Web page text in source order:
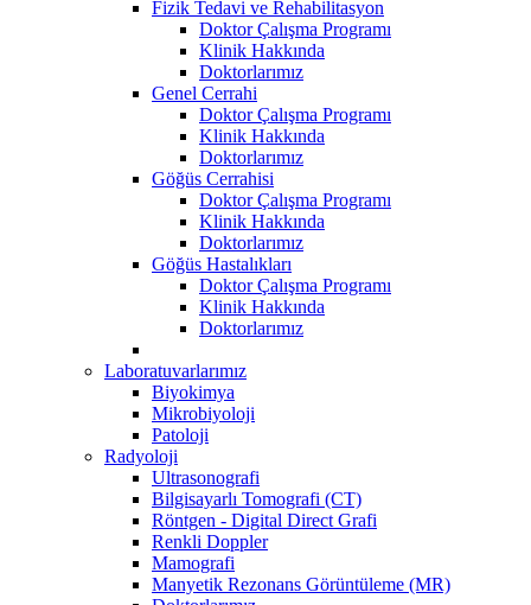
Fizik Tedavi ve Rehabilitasyon
Doktor Çalışma Programı
Klinik Hakkında
Doktorlarımız
Genel Cerrahi
Doktor Çalışma Programı
Klinik Hakkında
Doktorlarımız
Göğüs Cerrahisi
Doktor Çalışma Programı
Klinik Hakkında
Doktorlarımız
Göğüs Hastalıkları
Doktor Çalışma Programı
Klinik Hakkında
Doktorlarımız
Laboratuvarlarımız
Biyokimya
Mikrobiyoloji
Patoloji
Radyoloji
Ultrasonografi
Bilgisayarlı Tomografi (CT)
Röntgen - Digital Direct Grafi
Renkli Doppler
Mamografi
Manyetik Rezonans Görüntüleme (MR)